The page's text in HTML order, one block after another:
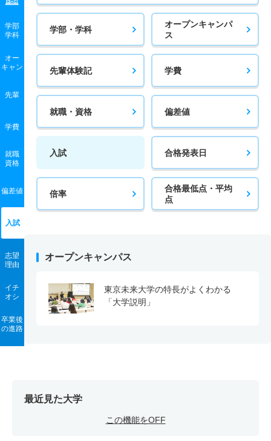
学部
学科
オー
キャン
先輩
学費
就職
資格
偏差値
入試
志望
理由
イチ
オシ
卒業後
の進路
学部・学科
オープンキャンパ
ス
先輩体験記 学費
就職・資格 偏差値
入試 合格発表日
倍率
合格最低点・平均
点
オープンキャンパス
東京未来大学の特長がよくわかる
「大学説明」
最近見た大学
この機能をOFF